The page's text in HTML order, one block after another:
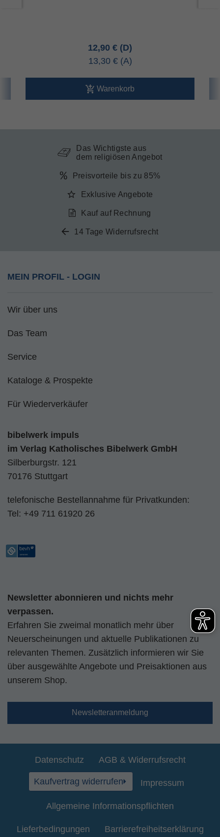
12,90 €
13,30 €
Warenkorb
Das Wichtigste aus
dem religiösen Angebot
Preisvorteile bis zu 85%
Exklusive Angebote
Kauf auf Rechnung
14 Tage Widerrufsrecht
MEIN PROFIL - LOGIN
Wir über uns
Das Team
Service
Kataloge & Prospekte
Für Wiederverkäufer
bibelwerk impuls
im Verlag Katholisches Bibelwerk GmbH
Silberburgstr. 121
70176 Stuttgart
telefonische Bestellannahme für Privatkunden:
Tel: +49 711 61920 26
Newsletter abonnieren und nichts mehr
verpassen.
Erfahren Sie zweimal monatlich mehr über
Neuerscheinungen und aktuelle Publikationen zu
relevanten Themen. Zusätzlich informieren wir Sie
über ausgewählte Angebote und Preisaktionen aus
unserem Shop.
Newsletteranmeldung
Datenschutz AGB & Widerrufsrecht
Kaufvertrag widerrufen Impressum
Allgemeine Informationspflichten
Lieferbedingungen Barrierefreiheitserklärung